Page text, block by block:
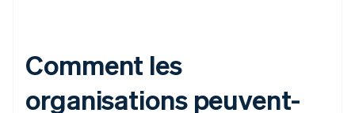
Comment les
organisations peuvent-